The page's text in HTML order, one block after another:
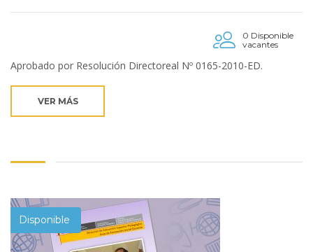
0 Disponible
vacantes
Aprobado por Resolución Directoreal Nº 0165-2010-ED.
VER MÁS
Disponible